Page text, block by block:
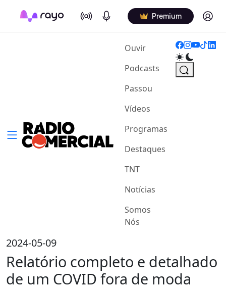
On Air Podcasts Premium Log in
Ouvir(current)
Podcasts
Passou
Vídeos
Programas
Destaques
TNT
Notícias
Somos
Nós
2024-05-09
Relatório completo e detalhado
de um COVID fora de moda